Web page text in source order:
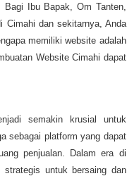
Ibu Bapak, Om Tanten,
Cimahi dan sekitarnya, Anda
memiliki website adalah
Website Cimahi dapat
semakin krusial untuk
sebagai platform yang dapat
penjualan. Dalam era di
untuk bersaing dan